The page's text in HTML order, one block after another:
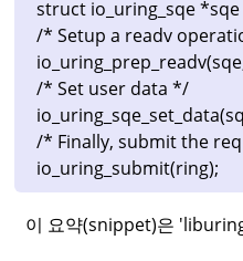
struct io_uring_sqe
/* Setup a readv
/* Set user data */
/* Finally, submit the
io_uring_submit(ring);
이 요약(snippet)은